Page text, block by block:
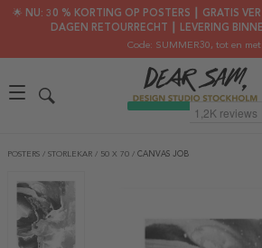
🌟 NU: 30 % KORTING OP POSTERS ┃ GRATIS
DAGEN RETOURRECHT ┃ LEVERING
Code: SUMMER30, tot en
POSTERS / STORLEKAR / 50 X 70 / CANVAS JOB